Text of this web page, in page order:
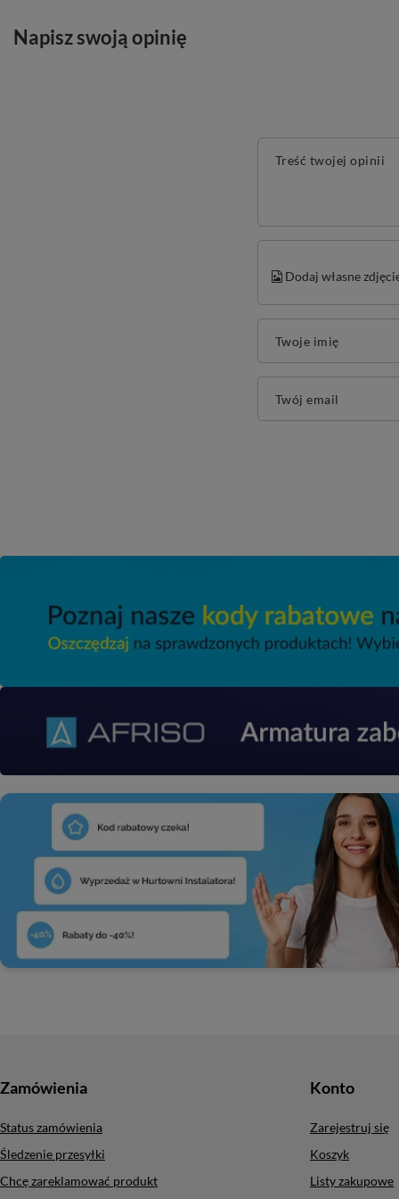
Napisz swoją opinię
Treść twojej opinii
Dodaj własne
Twoje imię
Twój email
Zamówienia
Status zamówienia
Śledzenie przesyłki
Chcę zareklamować produkt
Konto
Zarejestruj się
Koszyk
Listy zakupowe